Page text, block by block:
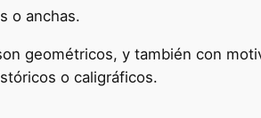
o anchas.
geométricos, y también con
o caligráficos.